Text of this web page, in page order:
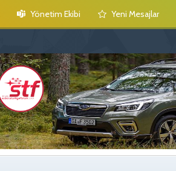
Yönetim Ekibi Yeni Mesajlar